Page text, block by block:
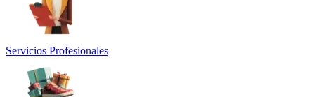
Servicios Profesionales